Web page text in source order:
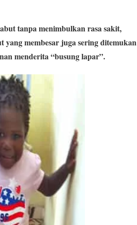
tanpa menimbulkan rasa sakit,
yang membesar juga sering ditemukan
menderita “busung lapar”.